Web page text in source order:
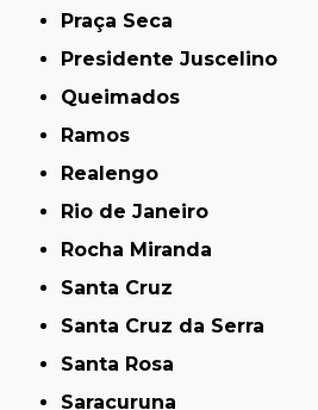
Praça Seca
Presidente Juscelino
Queimados
Ramos
Realengo
Rio de Janeiro
Rocha Miranda
Santa Cruz
Santa Cruz da Serra
Santa Rosa
Saracuruna